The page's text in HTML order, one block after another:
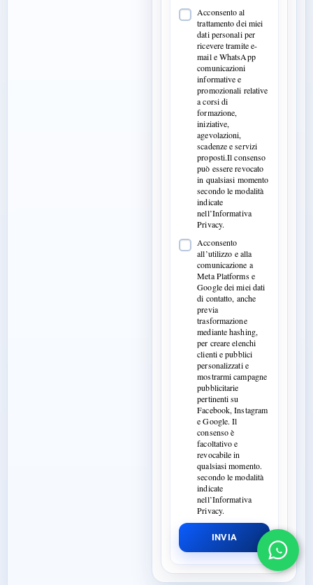
Acconsento al
trattamento dei miei
dati personali per
ricevere tramite e-
mail e WhatsApp
comunicazioni
informative e
promozionali relative
a corsi di
formazione,
iniziative,
agevolazioni,
scadenze e servizi
proposti.Il consenso
può essere revocato
in qualsiasi momento
secondo le modalità
indicate
nell’Informativa
Privacy.
Acconsento
all’utilizzo e alla
comunicazione a
Meta Platforms e
Google dei miei dati
di contatto, anche
previa
trasformazione
mediante hashing,
per creare elenchi
clienti e pubblici
personalizzati e
mostrarmi campagne
pubblicitarie
pertinenti su
Facebook, Instagram
e Google. Il
consenso è
facoltativo e
revocabile in
qualsiasi momento.
secondo le modalità
indicate
nell’Informativa
Privacy.
INVIA